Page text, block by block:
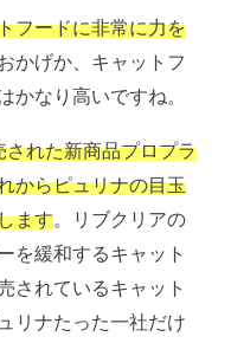
フードに非常に力を
かげか、キャットフ
かなり高いですね。
された新商品プロプラ
からピュリナの目玉
ます。リブクリアの
を緩和するキャット
されているキャット
リナたった一社だけ